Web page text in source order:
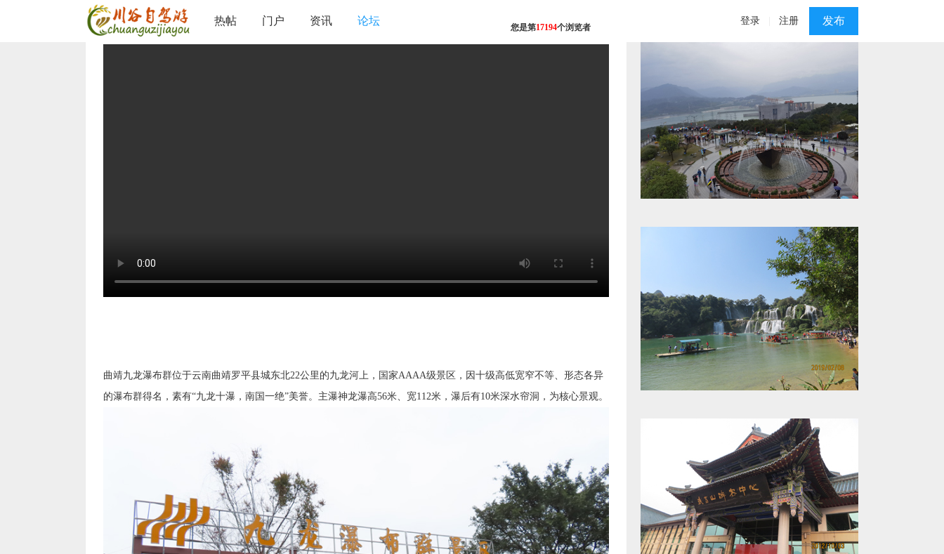
热帖 门户 资讯 论坛 发布
登录 注册
论坛
›
热帖片区
›
热帖右栏
›
查看内容
您是第17194个浏览者
曲靖九龙瀑布群位于云南曲靖罗平县城东北22公里的九龙河上，国家AAAA级景区，因十级高低宽窄不等、形态各异
的瀑布群得名，素有“九龙十瀑，南国一绝”美誉。主瀑神龙瀑高56米、宽112米，瀑后有10米深水帘洞，为核心景观。